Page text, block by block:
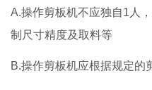
A.操作剪板机不应独自1人
制尺寸精度及取料等
B.操作剪板机应根据规定的